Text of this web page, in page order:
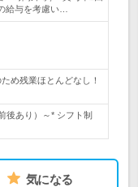
給与を考慮い…
め残業ほとんどなし！
後あり）～* シフト制
気になる